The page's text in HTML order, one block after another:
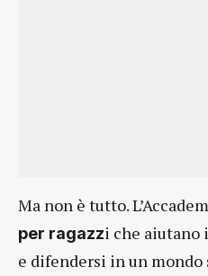
Ma non è tutto.
per ragazzi che aiutano
e difendersi in un